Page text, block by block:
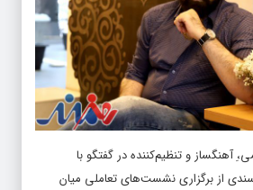
آهنگساز و تنظیم‌کننده در گفتگو با
از برگزاری نشست‌های تعاملی میان
به این نکته که در این دست از نشست‌ها